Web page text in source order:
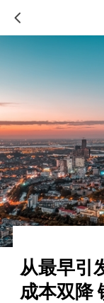
从最早引
成本双降